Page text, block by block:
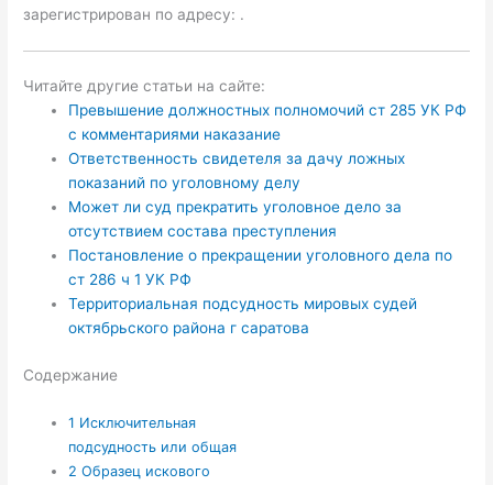
зарегистрирован по адресу: .
Читайте другие статьи на сайте:
Превышение должностных полномочий ст 285 УК РФ
с комментариями наказание
Ответственность свидетеля за дачу ложных
показаний по уголовному делу
Может ли суд прекратить уголовное дело за
отсутствием состава преступления
Постановление о прекращении уголовного дела по
ст 286 ч 1 УК РФ
Территориальная подсудность мировых судей
октябрьского района г саратова
Содержание
1 Исключительная
подсудность или общая
2 Образец искового